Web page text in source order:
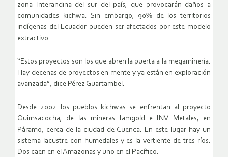
zona Interandina del sur del país, que provocarán daños a
comunidades kichwa. Sin embargo, 90% de los territorios
indígenas del Ecuador pueden ser afectados por este modelo
extractivo.
“Estos proyectos son los que abren la puerta a la megaminería.
Hay decenas de proyectos en mente y ya están en exploración
avanzada”, dice Pérez Guartambel.
Desde 2002 los pueblos kichwas se enfrentan al proyecto
Quimsacocha, de las mineras Iamgold e INV Metales, en
Páramo, cerca de la ciudad de Cuenca. En este lugar hay un
sistema lacustre con humedales y es la vertiente de tres ríos.
Dos caen en el Amazonas y uno en el Pacífico.